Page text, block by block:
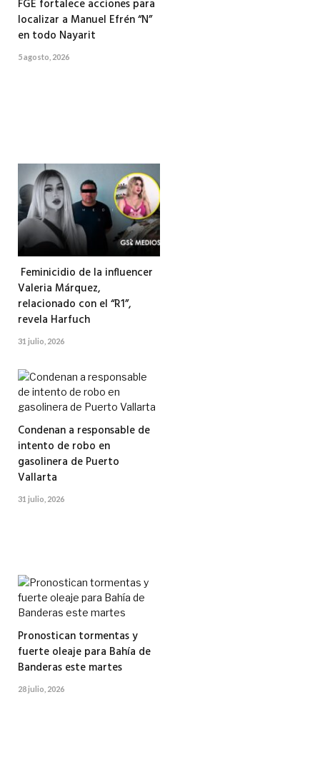
FGE fortalece acciones para
localizar a Manuel Efrén “N”
en todo Nayarit
5 agosto, 2026
Feminicidio de la influencer
Valeria Márquez,
relacionado con el “R1”,
revela Harfuch
31 julio, 2026
Condenan a responsable de
intento de robo en
gasolinera de Puerto
Vallarta
31 julio, 2026
Pronostican tormentas y
fuerte oleaje para Bahía de
Banderas este martes
28 julio, 2026